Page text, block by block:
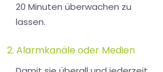
20 Minuten überwachen zu
lassen.
2. Alarmkanäle oder Medien